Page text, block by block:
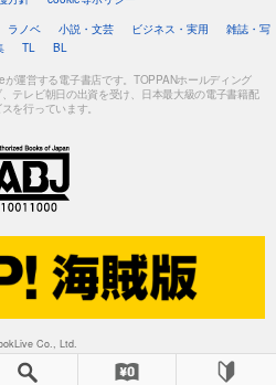
ラノベ 小説・文芸 ビジネス・実用
雑誌・写
TL BL
運営する電子書店です。TOPPANホールディング
テレビ朝日の出資を受け、日本最大級の電子書籍配
を行っています。
Co., Ltd.